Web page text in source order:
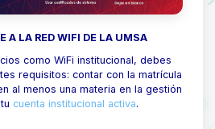
A LA RED WIFI DE LA UMSA
como WiFi institucional, debes
requisitos: contar con la matrícula
al menos una materia en la gestión
cuenta institucional activa.